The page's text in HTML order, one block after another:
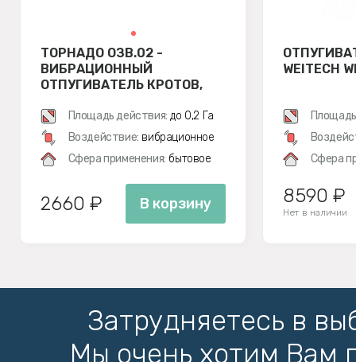
ТОРНАДО ОЗВ.02 -
ВИБРАЦИОННЫЙ
ОТПУГИВАТЕЛЬ КРОТОВ,
ПОЛЕВОКПлощадь действия: до 0,2 Га
Воздействие: вибрационное
Сфера применения: бытовое
2660 ₽ В корзину
WEITECH
Сфера
8590 ₽
Нет в наличии
Затрудняетесь в
Мы очень хотим Вам